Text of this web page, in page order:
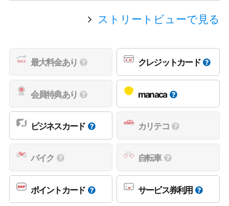
ストリートビューで見る
最大料金あり クレジットカード
会員特典あり manaca
ビジネスカード カリテコ
バイク 自転車
ポイントカード サービス券利用